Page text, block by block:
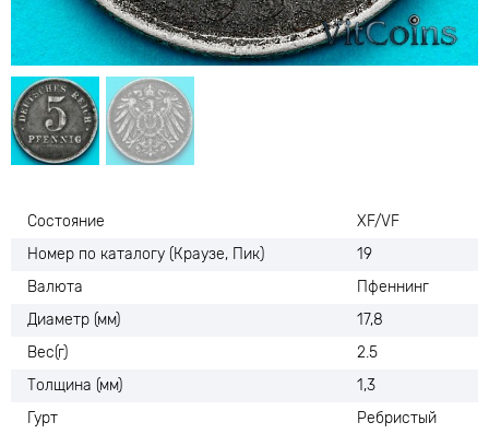
Состояние
XF/VF
Номер по каталогу (Краузе, Пик)
19
Валюта
Пфеннинг
Диаметр (мм)
17,8
Вес(г)
2.5
Толщина (мм)
1,3
Гурт
Ребристый